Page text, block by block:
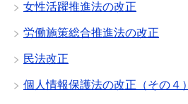
女性活躍推進法の改正
労働施策総合推進法の改正
民法改正
個人情報保護法の改正（その４）